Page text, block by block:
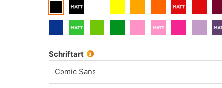
Schriftart
Comic Sans